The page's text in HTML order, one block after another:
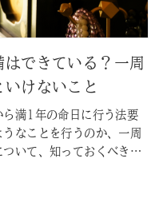
できている？一周
けないこと
満1年の命日に行う法要
なことを行うのか、一周
いて、知っておくべきポ
はいつ行うのか 一周忌
「祥月命日」もしくは
ます。満1年の祥月命日